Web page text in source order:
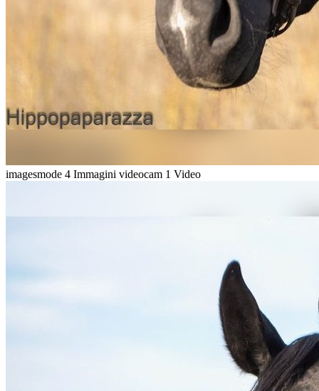
imagesmode 4 Immagini videocam 1 Video